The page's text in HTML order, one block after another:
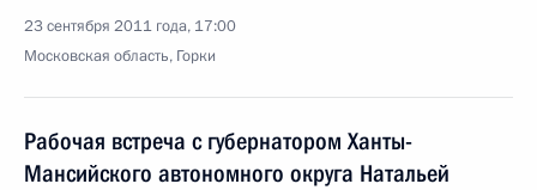
23 сентября 2011 года, 17:00
Московская область, Горки
Рабочая встреча с губернатором Ханты-
Мансийского автономного округа Натальей